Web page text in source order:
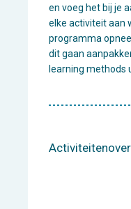
en voeg het bij je
elke activiteit aan
programma
dit gaan
learning methods